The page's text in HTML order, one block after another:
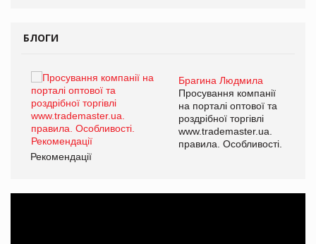
БЛОГИ
Брагина Людмила
Просування компанії
на порталі оптової та
роздрібної торгівлі
www.trademaster.ua.
правила. Особливості.
Рекомендації